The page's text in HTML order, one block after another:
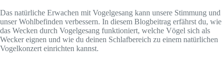
Das natürliche Erwachen mit Vogelgesang kann unsere Stimmung und
unser Wohlbefinden verbessern. In diesem Blogbeitrag erfährst du, wie
das Wecken durch Vogelgesang funktioniert, welche Vögel sich als
Wecker eignen und wie du deinen Schlafbereich zu einem natürlichen
Vogelkonzert einrichten kannst.